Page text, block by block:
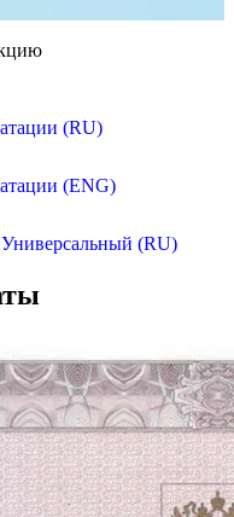
(RU)
(ENG)
(RU)